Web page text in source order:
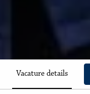
Vacature details